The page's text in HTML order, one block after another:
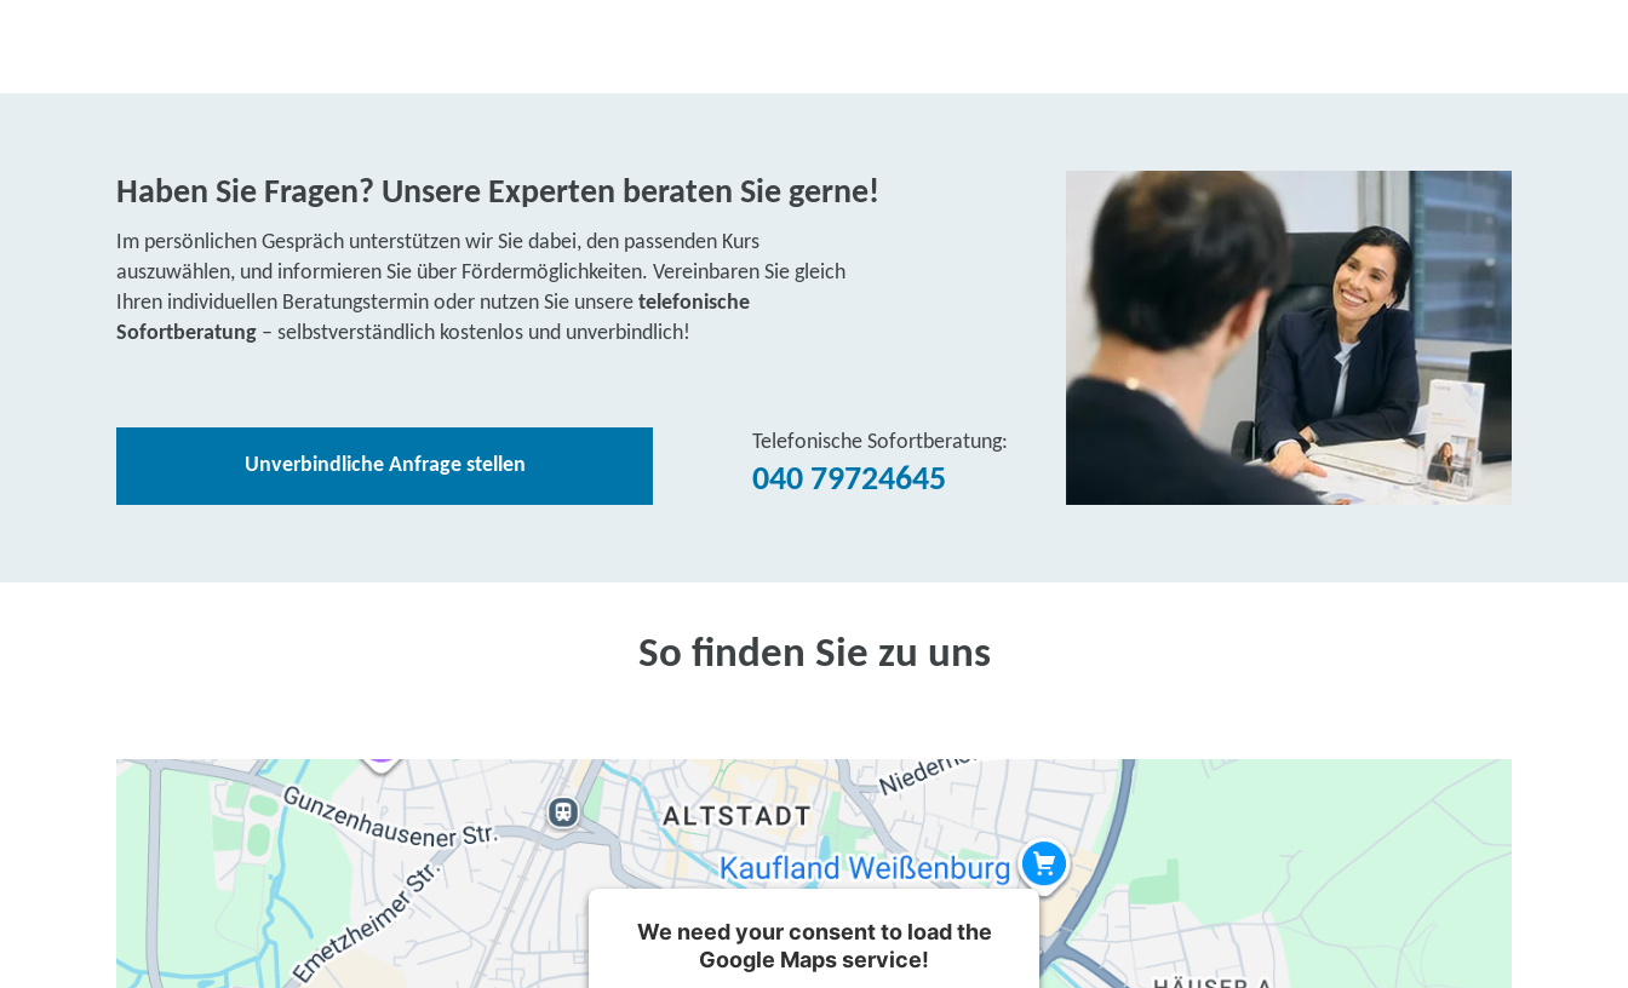
Haben Sie Fragen? Unsere Experten beraten Sie gerne!
Im persönlichen Gespräch unterstützen wir Sie dabei, den passenden Kurs
auszuwählen, und informieren Sie über Fördermöglichkeiten. Vereinbaren Sie gleich
Ihren individuellen Beratungstermin oder nutzen Sie unsere telefonische
Sofortberatung – selbstverständlich kostenlos und unverbindlich!
Unverbindliche Anfrage stellen
Telefonische Sofortberatung:
040 79724645
So finden Sie zu uns
We need your consent to load the
Google Maps service!